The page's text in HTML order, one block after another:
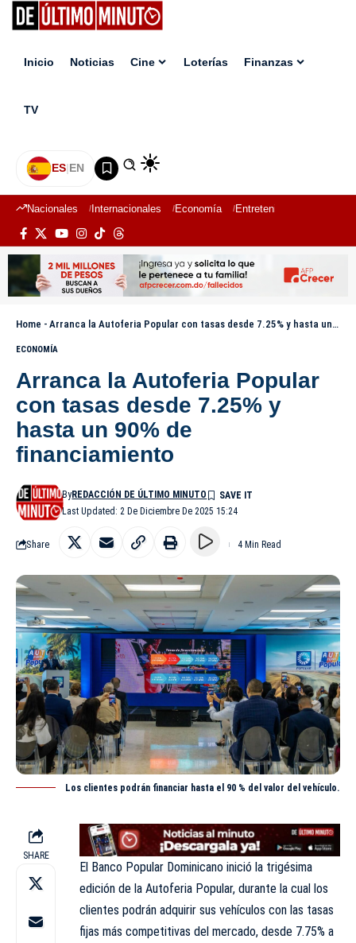
Inicio Noticias Cine Loterías Finanzas
TV
ES|EN
Nacionales Internacionales Economía Entretenimiento
Home - Arranca la Autoferia Popular con tasas desde 7.25% y hasta un 90% de financiamiento
ECONOMÍA
Arranca la Autoferia Popular
con tasas desde 7.25% y
hasta un 90% de
financiamiento
Last Updated: 2 De Diciembre De 2025 15:24
ByREDACCIÓN DE ÚLTIMO MINUTO
Share 4 Min Read
Los clientes podrán financiar hasta el 90 % del valor del vehículo.
SHARE
El Banco Popular Dominicano inició la trigésima
edición de la Autoferia Popular, durante la cual los
clientes podrán adquirir sus vehículos con las tasas
fijas más competitivas del mercado, desde 7.75% a